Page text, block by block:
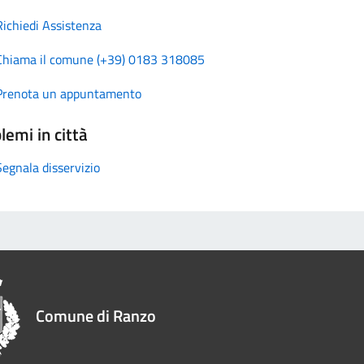
Assistenza
il comune (+39) 0183 318085
un appuntamento
in città
disservizio
Comune di Ranzo